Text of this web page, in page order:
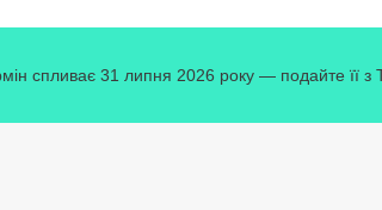
спливає 31 липня 2026 року — подайте її